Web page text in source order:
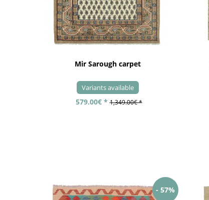
Mir Sarough carpet
Variants available
579.00€ * 1,349.00€ *
- 57%